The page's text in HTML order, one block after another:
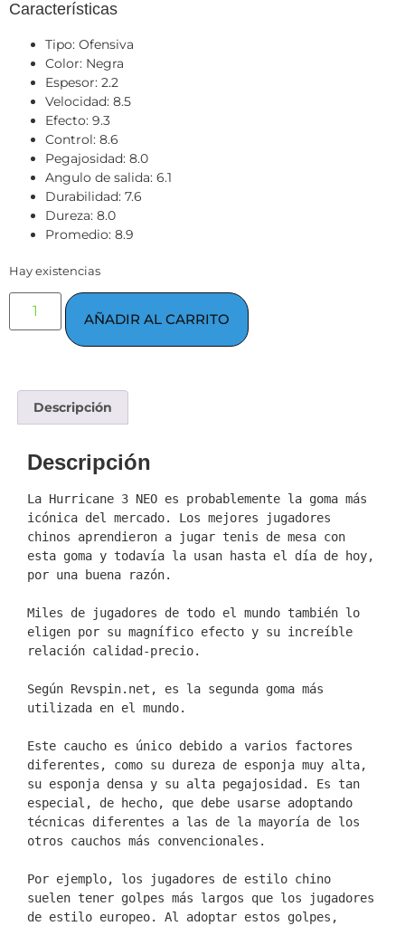
Características
Tipo: Ofensiva
Color: Negra
Espesor: 2.2
Velocidad: 8.5
Efecto: 9.3
Control: 8.6
Pegajosidad: 8.0
Angulo de salida: 6.1
Durabilidad: 7.6
Dureza: 8.0
Promedio: 8.9
Hay existencias
AÑADIR AL CARRITO
Descripción
Descripción
La Hurricane 3 NEO es probablemente la goma más
icónica del mercado. Los mejores jugadores
chinos aprendieron a jugar tenis de mesa con
esta goma y todavía la usan hasta el día de hoy,
por una buena razón.
Miles de jugadores de todo el mundo también lo
eligen por su magnífico efecto y su increíble
relación calidad-precio.
Según Revspin.net, es la segunda goma más
utilizada en el mundo.
Este caucho es único debido a varios factores
diferentes, como su dureza de esponja muy alta,
su esponja densa y su alta pegajosidad. Es tan
especial, de hecho, que debe usarse adoptando
técnicas diferentes a las de la mayoría de los
otros cauchos más convencionales.
Por ejemplo, los jugadores de estilo chino
suelen tener golpes más largos que los jugadores
de estilo europeo. Al adoptar estos golpes,